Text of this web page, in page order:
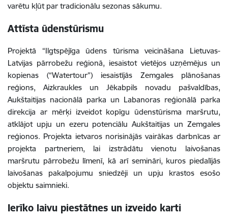
varētu kļūt par tradicionālu sezonas sākumu.
Attīsta ūdenstūrismu
Projektā “Ilgtspējīga ūdens tūrisma veicināšana Lietuvas-
Latvijas pārrobežu reģionā, iesaistot vietējos uzņēmējus un
kopienas (“Watertour”)
iesaistījās Zemgales plānošanas
reģions, Aizkraukles un Jēkabpils novadu pašvaldības,
Aukštaitijas nacionālā parka un Labanoras reģionālā parka
direkcija ar mērķi izveidot kopīgu ūdenstūrisma maršrutu,
atklājot upju un ezeru potenciālu Aukštaitijas un Zemgales
reģionos. Projekta ietvaros norisinājās vairākas darbnīcas ar
projekta partneriem, lai izstrādātu vienotu laivošanas
maršrutu pārrobežu līmenī, kā arī semināri, kuros piedalījās
laivošanas pakalpojumu sniedzēji un upju krastos esošo
objektu saimnieki.
Ierīko laivu piestātnes un izveido karti